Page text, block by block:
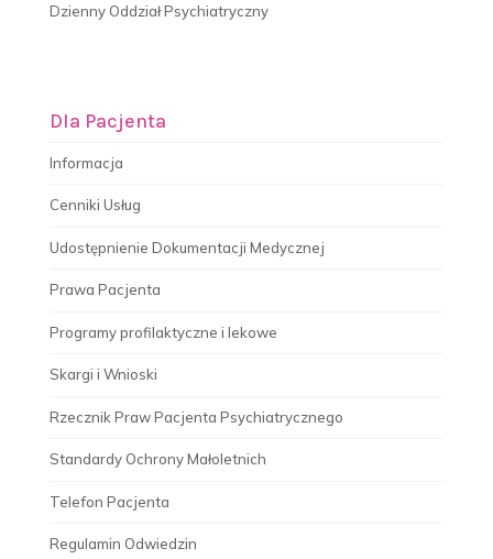
Dzienny Oddział Psychiatryczny
Dla Pacjenta
Informacja
Cenniki Usług
Udostępnienie Dokumentacji Medycznej
Prawa Pacjenta
Programy profilaktyczne i lekowe
Skargi i Wnioski
Rzecznik Praw Pacjenta Psychiatrycznego
Standardy Ochrony Małoletnich
Telefon Pacjenta
Regulamin Odwiedzin